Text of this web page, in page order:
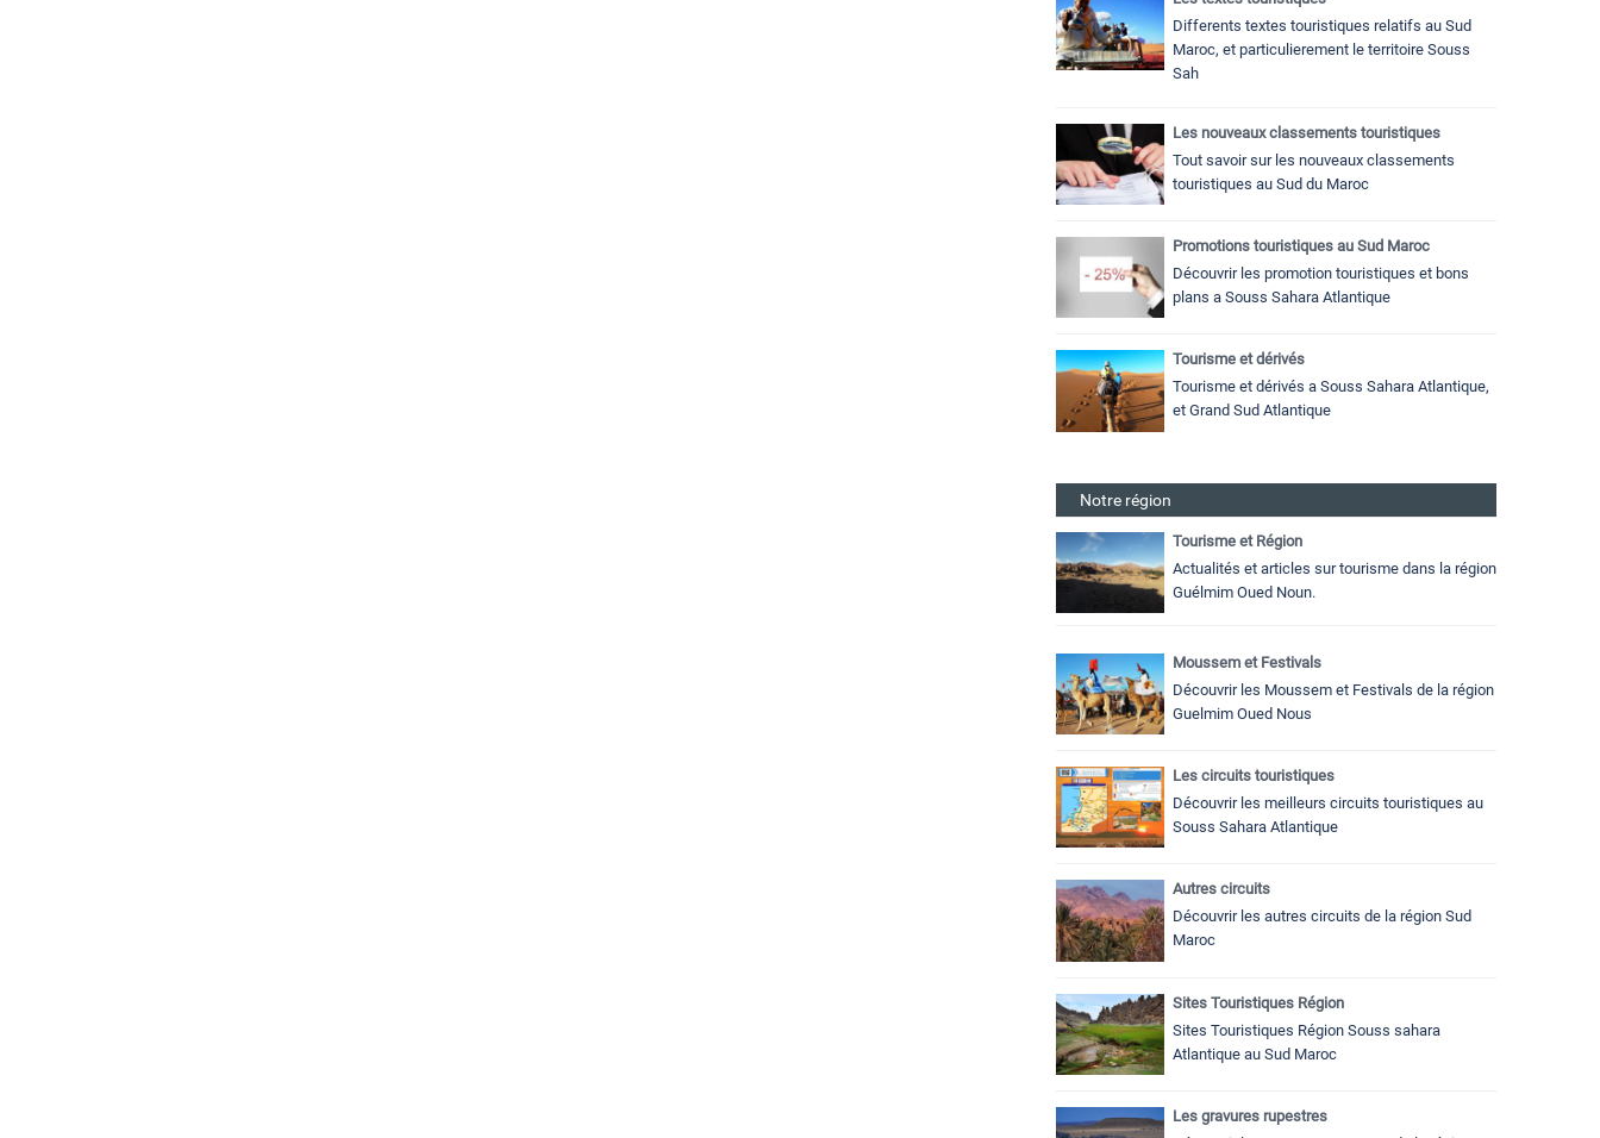
Differents textes touristiques relatifs au Sud
Maroc, et particulierement le territoire Souss
Sah
Les nouveaux classements touristiques
Tout savoir sur les nouveaux classements
touristiques au Sud du Maroc
Promotions touristiques au Sud Maroc
Découvrir les promotion touristiques et bons
plans a Souss Sahara Atlantique
Tourisme et dérivés
Tourisme et dérivés a Souss Sahara Atlantique,
et Grand Sud Atlantique
Notre région
Tourisme et Région
Actualités et articles sur tourisme dans la région
Guélmim Oued Noun.
Moussem et Festivals
Découvrir les Moussem et Festivals de la région
Guelmim Oued Nous
Les circuits touristiques
Découvrir les meilleurs circuits touristiques au
Souss Sahara Atlantique
Autres circuits
Découvrir les autres circuits de la région Sud
Maroc
Sites Touristiques Région
Sites Touristiques Région Souss sahara
Atlantique au Sud Maroc
Les gravures rupestres